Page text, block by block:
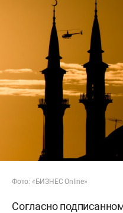
Фото: «БИЗНЕС Online»
Согласно